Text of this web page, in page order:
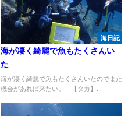
海日記
海が凄く綺麗で魚もたくさんい
た
海が凄く綺麗で魚もたくさんいたのでまた
機会があれば来たい。 【タカ】...